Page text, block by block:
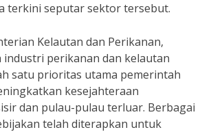
terkini seputar sektor tersebut.
Kelautan dan Perikanan,
industri perikanan dan kelautan
satu prioritas utama pemerintah
kesejahteraan
dan pulau-pulau terluar. Berbagai
telah diterapkan untuk